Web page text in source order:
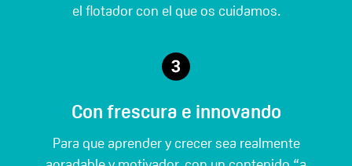
el flotador con el que os cuidamos.
Con frescura e innovando
Para que aprender y crecer sea realmente